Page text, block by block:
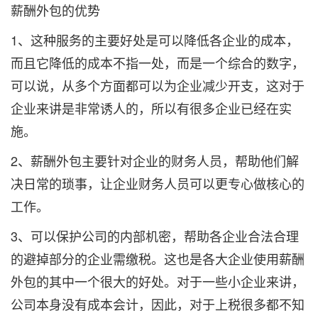
薪酬外包的优势
1、这种服务的主要好处是可以降低各企业的成本，
而且它降低的成本不指一处，而是一个综合的数字，
可以说，从多个方面都可以为企业减少开支，这对于
企业来讲是非常诱人的，所以有很多企业已经在实
施。
2、薪酬外包主要针对企业的财务人员，帮助他们解
决日常的琐事，让企业财务人员可以更专心做核心的
工作。
3、可以保护公司的内部机密，帮助各企业合法合理
的避掉部分的企业需缴税。这也是各大企业使用薪酬
外包的其中一个很大的好处。对于一些小企业来讲，
公司本身没有成本会计，因此，对于上税很多都不知